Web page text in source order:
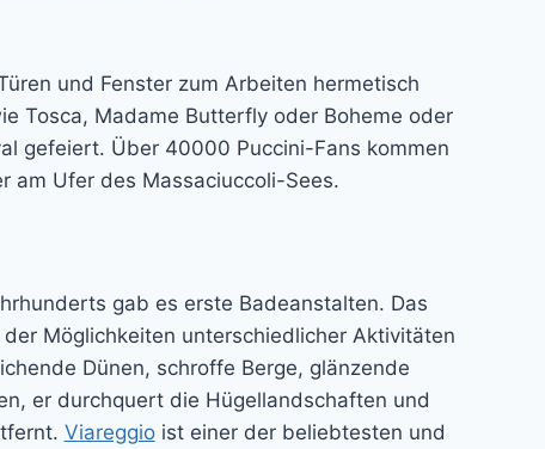
und Fenster zum Arbeiten hermetisch
Tosca, Madame Butterfly oder Boheme oder
gefeiert. Über 40000 Puccini-Fans kommen
am Ufer des Massaciuccoli-Sees.
gab es erste Badeanstalten. Das
Möglichkeiten unterschiedlicher Aktivitäten
Dünen, schroffe Berge, glänzende
er durchquert die Hügellandschaften und
Viareggioist einer der beliebtesten und